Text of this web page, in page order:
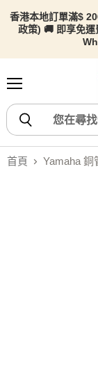
香港本地訂單滿$
政策) 🚚 即享免
首頁 Yamaha 銅